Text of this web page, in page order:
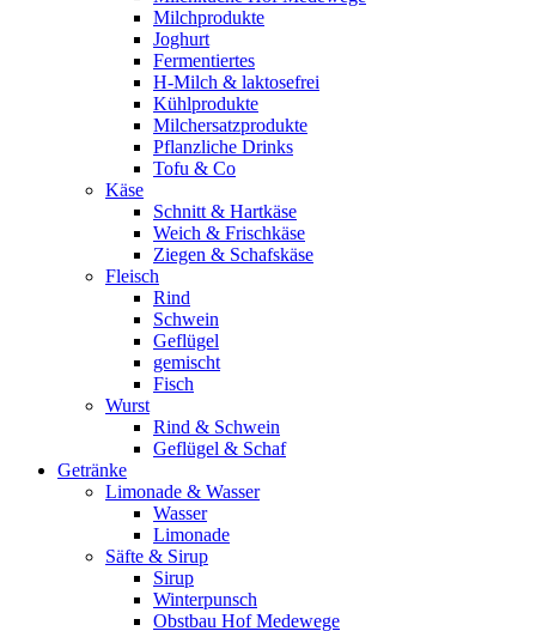
Milchprodukte
Joghurt
Fermentiertes
H-Milch & laktosefrei
Kühlprodukte
Milchersatzprodukte
Pflanzliche Drinks
Tofu & Co
Käse
Schnitt & Hartkäse
Weich & Frischkäse
Ziegen & Schafskäse
Fleisch
Rind
Schwein
Geflügel
gemischt
Fisch
Wurst
Rind & Schwein
Geflügel & Schaf
Getränke
Limonade & Wasser
Wasser
Limonade
Säfte & Sirup
Sirup
Winterpunsch
Obstbau Hof Medewege